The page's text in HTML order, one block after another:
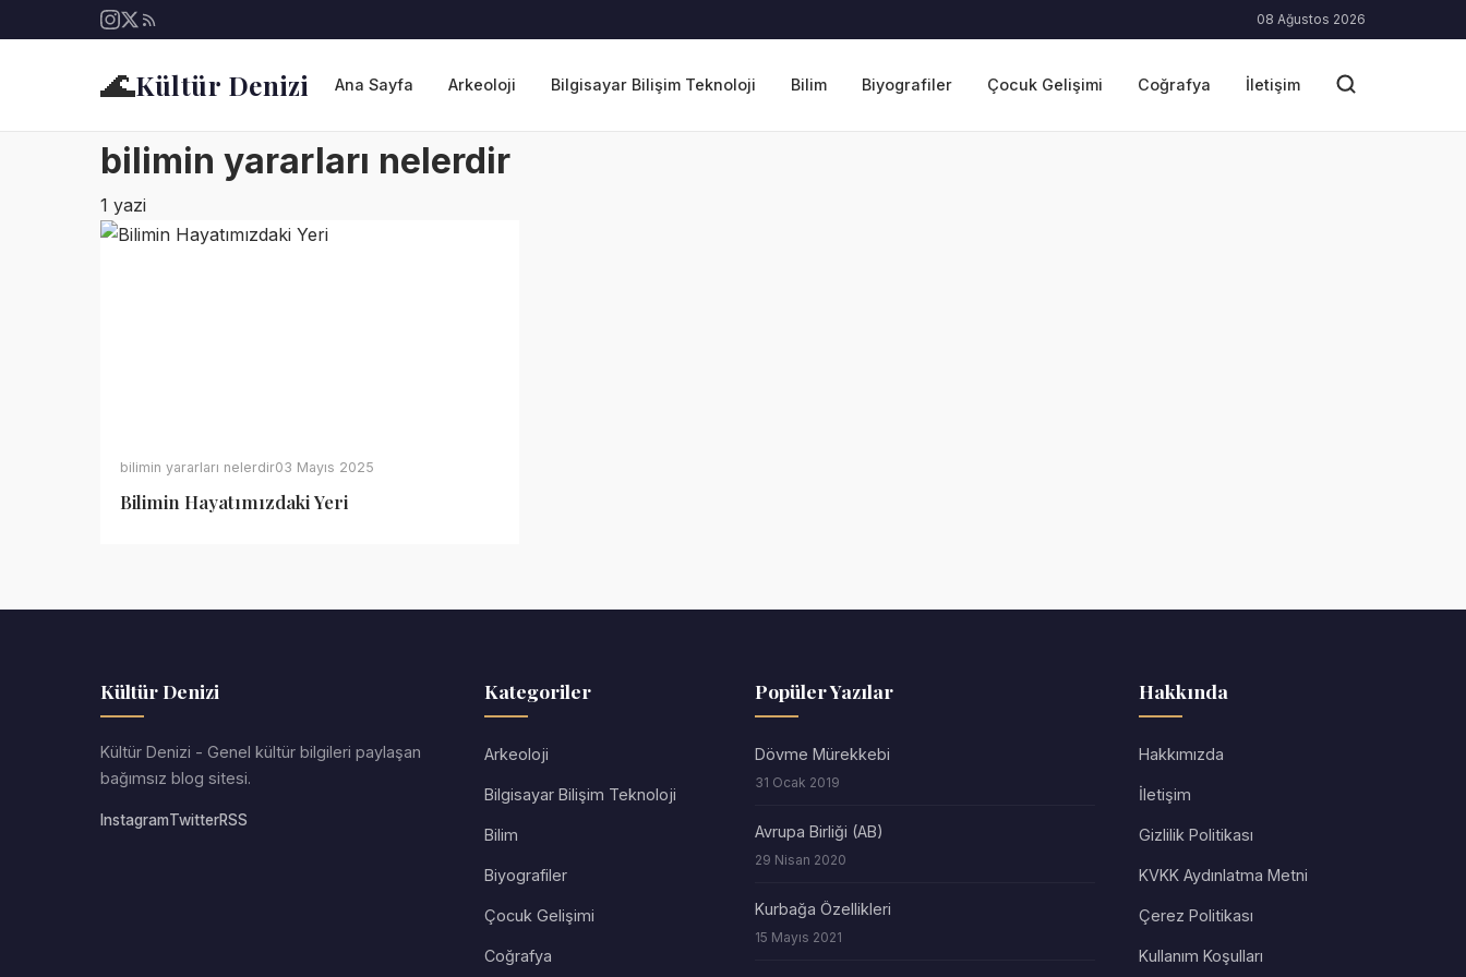
08 Ağustos 2026
🌊Kültür Denizi Ana Sayfa Arkeoloji Bilgisayar Bilişim Teknoloji Bilim Biyografiler Çocuk Gelişimi Coğrafya İletişim
bilimin yararları nelerdir
1 yazi
bilimin yararları nelerdir03 Mayıs 2025
Bilimin Hayatımızdaki Yeri
Kültür Denizi
Kültür Denizi - Genel kültür bilgileri paylaşan
bağımsız blog sitesi.
InstagramTwitterRSS
Kategoriler
Arkeoloji
Bilgisayar Bilişim Teknoloji
Bilim
Biyografiler
Çocuk Gelişimi
Coğrafya
Popüler Yazılar
Dövme Mürekkebi
31 Ocak 2019
Avrupa Birliği (AB)
29 Nisan 2020
Kurbağa Özellikleri
15 Mayıs 2021
Hakkında
Hakkımızda
İletişim
Gizlilik Politikası
KVKK Aydınlatma Metni
Çerez Politikası
Kullanım Koşulları